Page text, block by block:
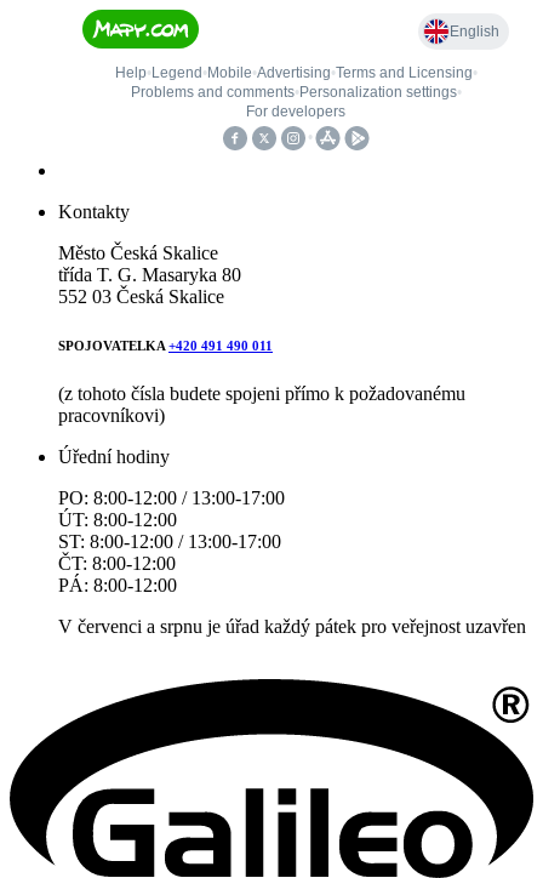
Kontakty
Město Česká Skalice
třída T. G. Masaryka 80
552 03 Česká Skalice
SPOJOVATELKA +420 491 490 011
(z tohoto čísla budete spojeni přímo k požadovanému
pracovníkovi)
Úřední hodiny
PO: 8:00-12:00 / 13:00-17:00
ÚT: 8:00-12:00
ST: 8:00-12:00 / 13:00-17:00
ČT: 8:00-12:00
PÁ: 8:00-12:00
V červenci a srpnu je úřad každý pátek pro veřejnost uzavřen